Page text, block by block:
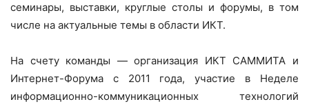
семинары, выставки, круглые столы и форумы, в том
числе на актуальные темы в области ИКТ.
На счету команды — организация ИКТ САММИТА и
Интернет-Форума с 2011 года, участие в Неделе
информационно-коммуникационных технологий